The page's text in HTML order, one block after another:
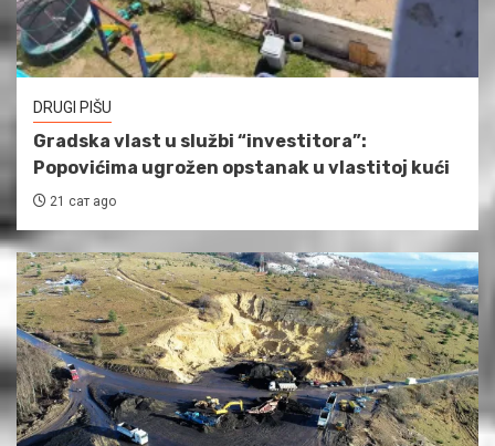
DRUGI PIŠU
Gradska vlast u službi “investitora”:
Popovićima ugrožen opstanak u vlastitoj kući
21 сат ago